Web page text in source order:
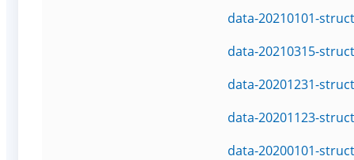
data-20210101-
data-20210315-
data-20201231-
data-20201123-
data-20200101-